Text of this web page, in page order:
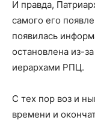
И правда,
самого его
появилась
остановлена из-
иерархами РПЦ.
С тех пор воз и
времени и